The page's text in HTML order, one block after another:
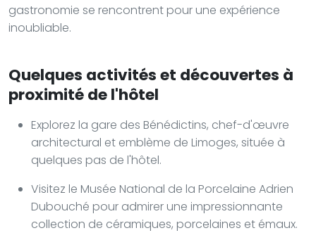
gastronomie se rencontrent pour une expérience
inoubliable.
Quelques activités et découvertes à
proximité de l'hôtel
Explorez la gare des Bénédictins, chef-d'œuvre
architectural et emblème de Limoges, située à
quelques pas de l'hôtel.
Visitez le Musée National de la Porcelaine Adrien
Dubouché pour admirer une impressionnante
collection de céramiques, porcelaines et émaux.